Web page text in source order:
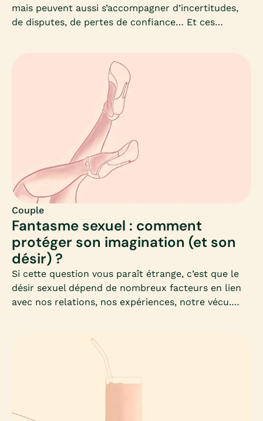
mais peuvent aussi s’accompagner d’incertitudes,
de disputes, de pertes de confiance… Et ces
gérer ces crises ? Qu’est-ce qu’elles signifient ?
Comment éviter ces disputes, qui malgré l’amour,
semblent inévitables ?Résoudre ses problèmes
dans le couple, gérer un conflit, à qui en parler :
Couple
Fantasme sexuel : comment
protéger son imagination (et son
désir) ?
Si cette question vous paraît étrange, c’est que le
désir sexuel dépend de nombreux facteurs en lien
avec nos relations, nos expériences, notre vécu.
construisons.Protéger son imagination, c’est donc
toujours pouvoir imaginer de nouveau.Mais
préservons-nous toujours notre imaginaire ?
Quelles sont les pratiques où les situations qui
échelle, à notre désir ?Mia analyse pour vous le